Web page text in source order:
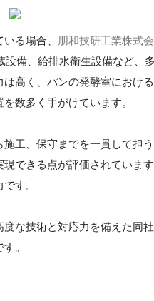
る場合、 朋和技研工業株式
備、給排水衛生設備など、
高く、パンの発酵室におけ
数多く手がけています。
工、保守までを一貫して担
できる点が評価されていま
す。
な技術と対応力を備えた同
。